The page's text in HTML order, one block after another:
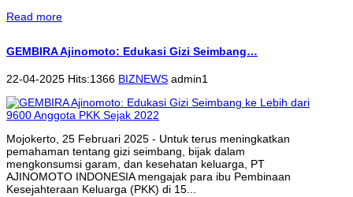
Read more
GEMBIRA Ajinomoto: Edukasi Gizi Seimbang…
22-04-2025 Hits:1366 BIZNEWS admin1
Mojokerto, 25 Februari 2025 - Untuk terus meningkatkan
pemahaman tentang gizi seimbang, bijak dalam
mengkonsumsi garam, dan kesehatan keluarga, PT
AJINOMOTO INDONESIA mengajak para ibu Pembinaan
Kesejahteraan Keluarga (PKK) di 15...